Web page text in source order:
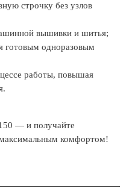
строчку без узлов
вышивки и шитья;
готовым одноразовым
работы, повышая
— и получайте
максимальным комфортом!